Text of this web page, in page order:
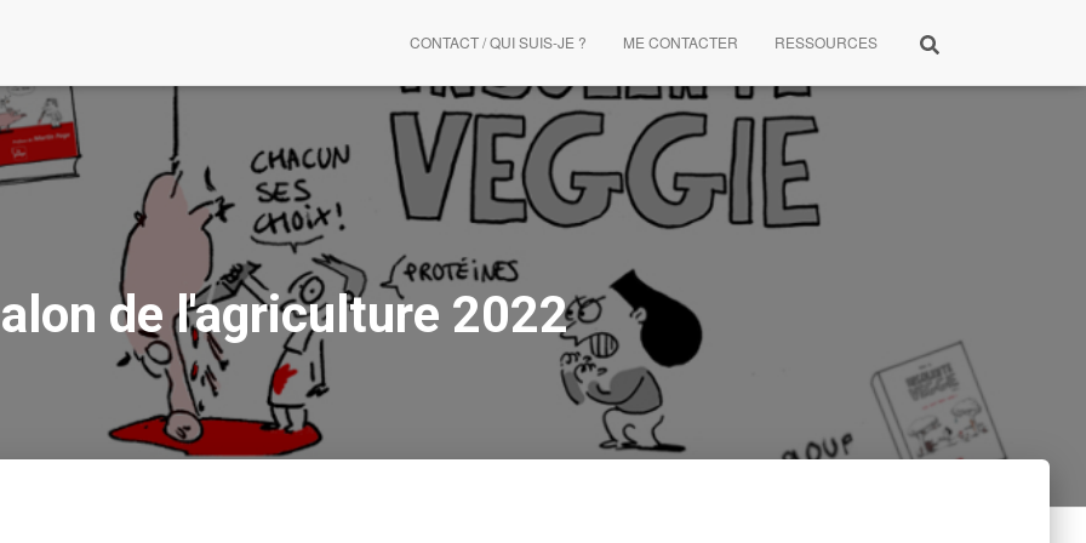
CONTACT / QUI SUIS-JE ? ME CONTACTER RESSOURCES
de l'agriculture 2022